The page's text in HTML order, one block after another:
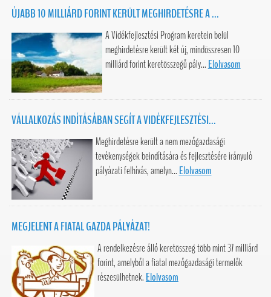
ÚJABB 10 MILLIÁRD FORINT KERÜLT MEGHIRDETÉSRE A ...
A Vidékfejlesztési Program keretein belül
meghirdetésre került két új, mindösszesen 10
milliárd forint keretösszegű pály... Elolvasom
VÁLLALKOZÁS INDÍTÁSÁBAN SEGÍT A VIDÉKFEJLESZTÉSI...
Meghirdetésre került a nem mezőgazdasági
tevékenységek beindítására és fejlesztésére irányuló
pályázati felhívás, amelyn... Elolvasom
MEGJELENT A FIATAL GAZDA PÁLYÁZAT!
A rendelkezésre álló keretösszeg több mint 37 milliárd
forint, amelyből a fiatal mezőgazdasági termelők
részesülhetnek. Elolvasom